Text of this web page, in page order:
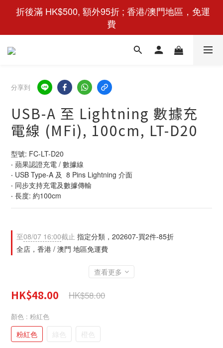
費
分享到
USB-A 至 Lightning 數據充
電線 (MFi), 100cm, LT-D20
型號: FC-LT-D20
‧ 蘋果認證充電 / 數據線
‧ USB Type-A 及  8 Pins Lightning 介面
‧ 同步支持充電及數據傳輸
‧ 長度: 約100cm
至08/07 16:00截止 指定分類，202607-買2件-85折
全店，香港 / 澳門 地區免運費
查看更多
HK$48.00 HK$58.00
顏色 : 粉紅色
粉紅色 綠色 橙色